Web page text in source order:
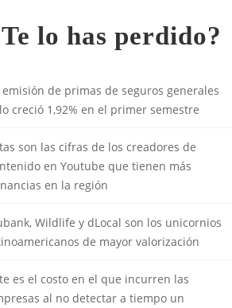
lo has perdido?
emisión de primas de seguros generales
creció 1,92% en el primer semestre
son las cifras de los creadores de
en Youtube que tienen más
en la región
Wildlife y dLocal son los unicornios
de mayor valorización
es el costo en el que incurren las
al no detectar a tiempo un